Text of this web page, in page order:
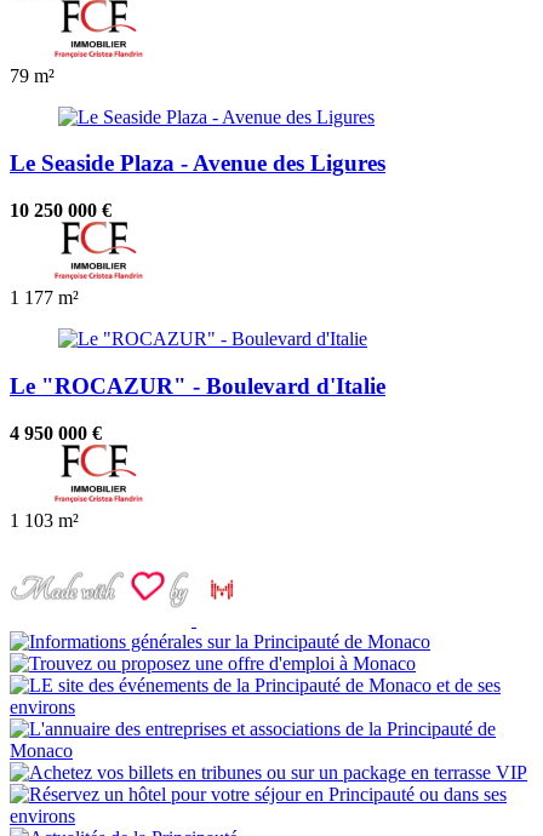
79 m²
Le Seaside Plaza - Avenue des Ligures
10 250 000 €
1 177 m²
Le "ROCAZUR" - Boulevard d'Italie
4 950 000 €
1 103 m²